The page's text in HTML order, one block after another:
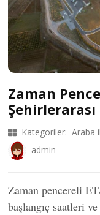
Zaman
Şehirlerarası
Kategoriler: Araba
admin
Zaman pencereli
başlangıç saatleri